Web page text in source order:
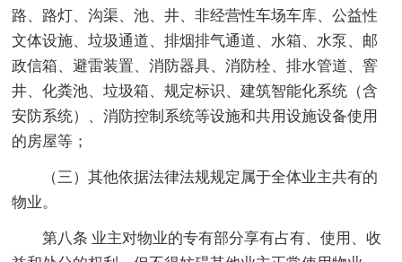
路、路灯、沟渠、池、井、非经营性车场车库、公益性
文体设施、垃圾通道、排烟排气通道、水箱、水泵、邮
政信箱、避雷装置、消防器具、消防栓、排水管道、窨
井、化粪池、垃圾箱、规定标识、建筑智能化系统（含
安防系统）、消防控制系统等设施和共用设施设备使用
的房屋等；
（三）其他依据法律法规规定属于全体业主共有的
物业。
第八条 业主对物业的专有部分享有占有、使用、收